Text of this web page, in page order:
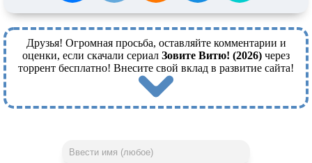
Друзья! Огромная просьба, оставляйте комментарии и
оценки, если скачали сериал Зовите Витю! (2026) через
торрент бесплатно! Внесите свой вклад в развитие сайта!